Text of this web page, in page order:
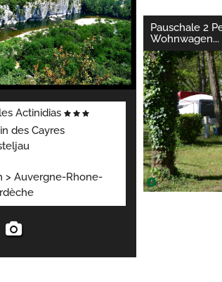
Actinidias
des Cayres
> Auvergne-Rhone-
Pauschale 2
Wohnwagen...